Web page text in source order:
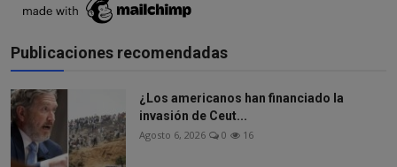
Publicaciones recomendadas
¿Los americanos han financiado la
invasión de Ceut...
Agosto 6, 2026 0 16